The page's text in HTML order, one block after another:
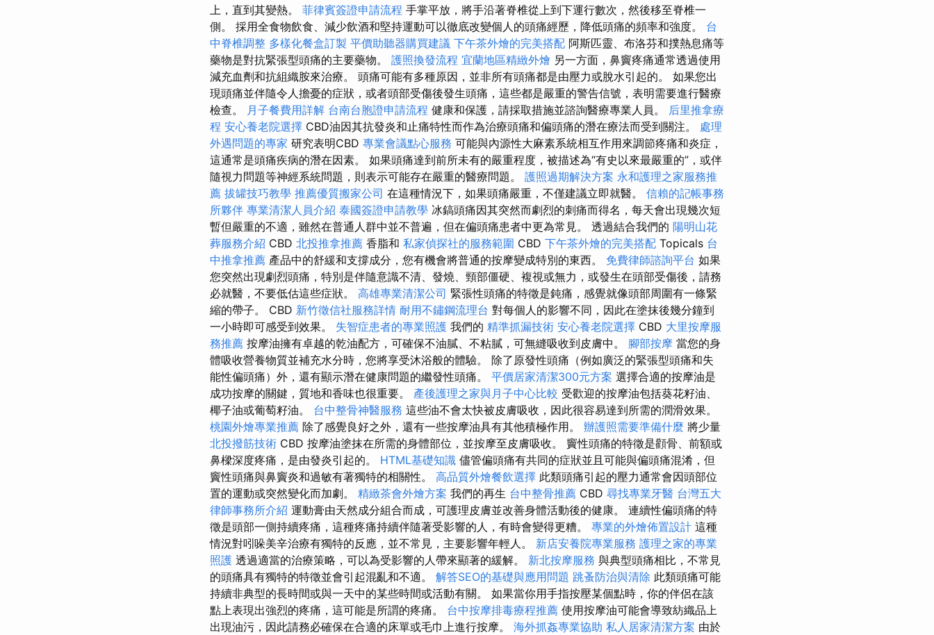
上，直到其變熱。 菲律賓簽證申請流程 手掌平放，將手沿著脊椎從上到下運行數次，然後移至脊椎一
側。 採用全食物飲食、減少飲酒和堅持運動可以徹底改變個人的頭痛經歷，降低頭痛的頻率和強度。 台
中脊椎調整 多樣化餐盒訂製 平價助聽器購買建議 下午茶外燴的完美搭配 阿斯匹靈、布洛芬和撲熱息痛等
藥物是對抗緊張型頭痛的主要藥物。 護照換發流程 宜蘭地區精緻外燴 另一方面，鼻竇疼痛通常透過使用
減充血劑和抗組織胺來治療。 頭痛可能有多種原因，並非所有頭痛都是由壓力或脫水引起的。 如果您出
現頭痛並伴隨令人擔憂的症狀，或者頭部受傷後發生頭痛，這些都是嚴重的警告信號，表明需要進行醫療
檢查。
月子餐費用詳解 台南台胞證申請流程 健康和保護，請採取措施並諮詢醫療專業人員。 后里推拿療
程 安心養老院選擇 CBD油因其抗發炎和止痛特性而作為治療頭痛和偏頭痛的潛在療法而受到關注。 處理
外遇問題的專家 研究表明CBD 專業會議點心服務 可能與內源性大麻素系統相互作用來調節疼痛和炎症，
這通常是頭痛疾病的潛在因素。 如果頭痛達到前所未有的嚴重程度，被描述為“有史以來最嚴重的”，或伴
隨視力問題等神經系統問題，則表示可能存在嚴重的醫療問題。 護照過期解決方案 永和護理之家服務推
薦 拔罐技巧教學 推薦優質搬家公司 在這種情況下，如果頭痛嚴重，不僅建議立即就醫。 信賴的記帳事務
所夥伴 專業清潔人員介紹 泰國簽證申請教學 冰鎬頭痛因其突然而劇烈的刺痛而得名，每天會出現幾次短
暫但嚴重的不適，雖然在普通人群中並不普遍，但在偏頭痛患者中更為常見。 透過結合我們的 陽明山花
葬服務介紹 CBD 北投推拿推薦 香脂和 私家偵探社的服務範圍 CBD 下午茶外燴的完美搭配 Topicals 台
中推拿推薦 產品中的舒緩和支撐成分，您有機會將普通的按摩變成特別的東西。 免費律師諮詢平台 如果
您突然出現劇烈頭痛，特別是伴隨意識不清、發燒、頸部僵硬、複視或無力，或發生在頭部受傷後，請務
必就醫，不要低估這些症狀。 高雄專業清潔公司 緊張性頭痛的特徵是鈍痛，感覺就像頭部周圍有一條緊
縮的帶子。 CBD 新竹徵信社服務詳情 耐用不鏽鋼流理台 對每個人的影響不同，因此在塗抹後幾分鐘到
一小時即可感受到效果。 失智症患者的專業照護 我們的 精準抓漏技術 安心養老院選擇 CBD 大里按摩服
務推薦 按摩油擁有卓越的乾油配方，可確保不油膩、不粘膩，可無縫吸收到皮膚中。 腳部按摩 當您的身
體吸收營養物質並補充水分時，您將享受沐浴般的體驗。 除了原發性頭痛（例如廣泛的緊張型頭痛和失
能性偏頭痛）外，還有顯示潛在健康問題的繼發性頭痛。 平價居家清潔300元方案 選擇合適的按摩油是
成功按摩的關鍵，質地和香味也很重要。 產後護理之家與月子中心比較 受歡迎的按摩油包括葵花籽油、
椰子油或葡萄籽油。 台中整骨神醫服務 這些油不會太快被皮膚吸收，因此很容易達到所需的潤滑效果。
桃園外燴專業推薦 除了感覺良好之外，還有一些按摩油具有其他積極作用。 辦護照需要準備什麼 將少量
北投撥筋技術 CBD 按摩油塗抹在所需的身體部位，並按摩至皮膚吸收。 竇性頭痛的特徵是顴骨、前額或
鼻樑深度疼痛，是由發炎引起的。 HTML基礎知識 儘管偏頭痛有共同的症狀並且可能與偏頭痛混淆，但
竇性頭痛與鼻竇炎和過敏有著獨特的相關性。 高品質外燴餐飲選擇 此類頭痛引起的壓力通常會因頭部位
置的運動或突然變化而加劇。 精緻茶會外燴方案 我們的再生 台中整骨推薦 CBD 尋找專業牙醫 台灣五大
律師事務所介紹 運動膏由天然成分組合而成，可護理皮膚並改善身體活動後的健康。 連續性偏頭痛的特
徵是頭部一側持續疼痛，這種疼痛持續伴隨著受影響的人，有時會變得更糟。 專業的外燴佈置設計 這種
情況對吲哚美辛治療有獨特的反應，並不常見，主要影響年輕人。 新店安養院專業服務 護理之家的專業
照護 透過適當的治療策略，可以為受影響的人帶來顯著的緩解。 新北按摩服務 與典型頭痛相比，不常見
的頭痛具有獨特的特徵並會引起混亂和不適。 解答SEO的基礎與應用問題 跳蚤防治與清除 此類頭痛可能
持續非典型的長時間或與一天中的某些時間或活動有關。 如果當你用手指按壓某個點時，你的伴侶在該
點上表現出強烈的疼痛，這可能是所謂的疼痛。 台中按摩排毒療程推薦 使用按摩油可能會導致紡織品上
出現油污，因此請務必確保在合適的床單或毛巾上進行按摩。 海外抓姦專業協助 私人居家清潔方案 由於